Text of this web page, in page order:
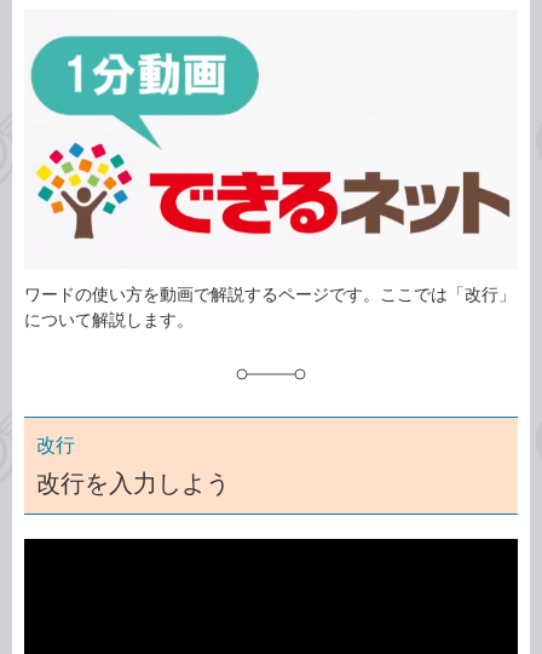
テ
リ
タ
ワードの使い方を動画で解説するページです。ここでは「改行」
について解説します。
改行
改行を入力しよう